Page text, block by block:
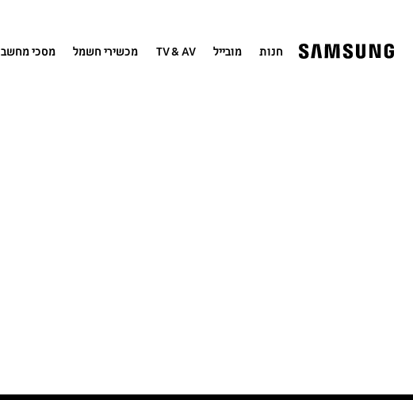
חנות מובייל TV & AV מכשירי חשמל מסכי מחשב